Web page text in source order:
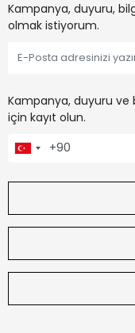
Kampanya, duyuru,
olmak istiyorum.
Kampanya, duyuru
için kayıt olun.